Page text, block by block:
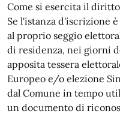
Come si esercita il
Se l'istanza d'iscrizione
al proprio seggio
di residenza, nei giorni
apposita tessera
Europeo e/o elezione
dal Comune in tempo
un documento di